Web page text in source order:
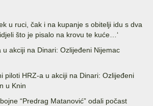
u ruci, čak i na kupanje s obitelji idu s dva
što je pisalo na krovu te kuće…‘
u akciji na Dinari: Ozlijeđeni Nijemac
piloti HRZ-a u akciji na Dinari: Ozlijeđeni
u Knin
“Predrag Matanović” odali počast